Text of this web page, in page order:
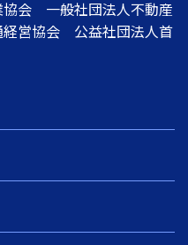
会 一般社団法人不動産
営協会 公益社団法人首